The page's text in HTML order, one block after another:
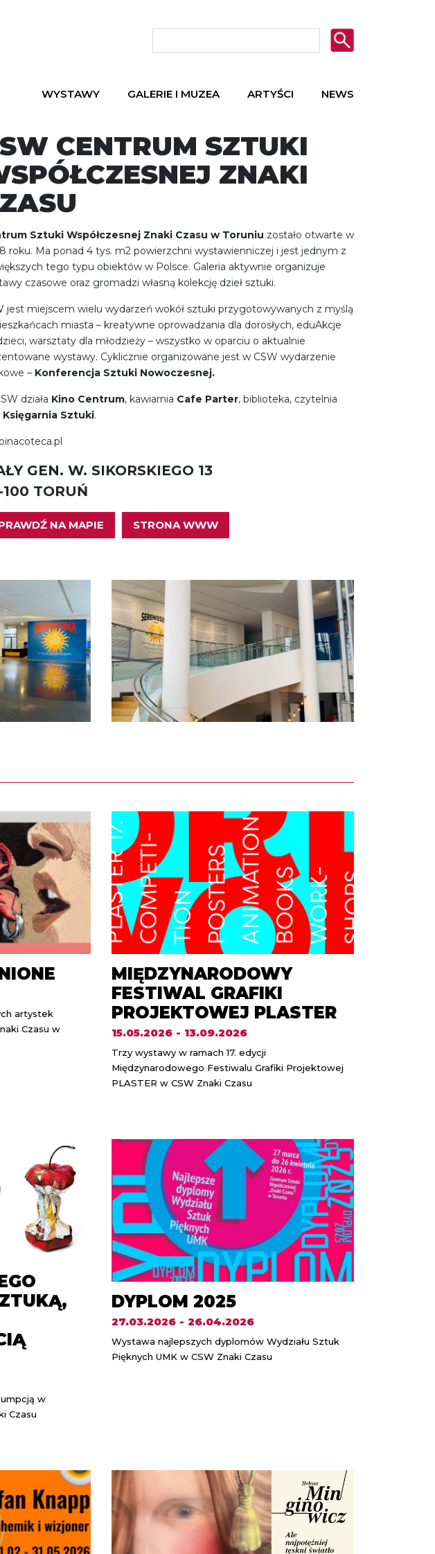
WYSTAWY GALERIE I MUZEA ARTYŚCI NEWS
CENTRUM SZTUKI
ZNAKI
Sztuki Współczesnej Znaki Czasu w Toruniu zostało otwarte w
roku. Ma ponad 4 tys. m2 powierzchni wystawienniczej i jest jednym z
tego typu obiektów w Polsce. Galeria aktywnie organizuje
czasowe oraz gromadzi własną kolekcję dzieł sztuki.
jest miejscem wielu wydarzeń wokół sztuki przygotowywanych z myślą
miasta – kreatywne oprowadzania dla dorosłych, eduAkcje
warsztaty dla młodzieży – wszystko w oparciu o aktualnie
wystawy. Cyklicznie organizowane jest w CSW wydarzenie
– Konferencja Sztuki Nowoczesnej.
działa Kino Centrum, kawiarnia Cafe Parter, biblioteka, czytelnia
Księgarnia Sztuki.
GEN. W. SIKORSKIEGO 13
TORUŃ
NA MAPIE STRONA WWW
artystek
Czasu w
MIĘDZYNARODOWY
FESTIWAL GRAFIKI
PROJEKTOWEJ PLASTER
15.05.2026 - 13.09.2026
Trzy wystawy w ramach 17. edycji
Międzynarodowego Festiwalu Grafiki Projektowej
PLASTER w CSW Znaki Czasu
w
Czasu
DYPLOM 2025
27.03.2026 - 26.04.2026
Wystawa najlepszych dyplomów Wydziału Sztuk
Pięknych UMK w CSW Znaki Czasu